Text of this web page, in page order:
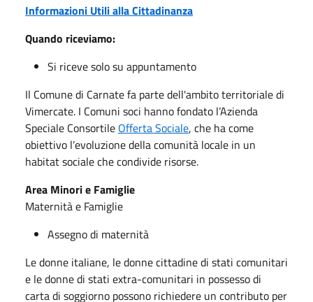
Informazioni Utili alla Cittadinanza
Quando riceviamo:
Si riceve solo su appuntamento
Il Comune di Carnate fa parte dell'ambito territoriale di
Vimercate. I Comuni soci hanno fondato l’Azienda
Speciale Consortile Offerta Sociale, che ha come
obiettivo l’evoluzione della comunità locale in un
habitat sociale che condivide risorse.
Area Minori e Famiglie
Maternità e Famiglie
Assegno di maternità
Le donne italiane, le donne cittadine di stati comunitari
e le donne di stati extra-comunitari in possesso di
carta di soggiorno possono richiedere un contributo per